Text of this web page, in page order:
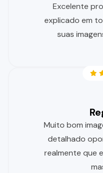
Excelente
explicado em
suas
Muito bom
detalhado
realmente que